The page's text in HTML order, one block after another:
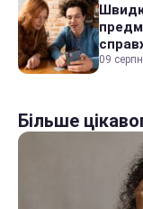
09
Більше